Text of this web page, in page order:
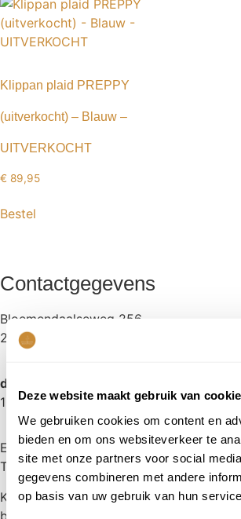
Deze website maakt gebruik van
We gebruiken cookies om content en
bieden en om ons websiteverkeer te
site met onze partners voor social
gegevens combineren met andere
op basis van uw gebruik van hun
Klippan plaid PREPPY
(uitverkocht) – Blauw –
UITVERKOCHT
€ 89,95
Bestel
Contactgegevens
Bloemendaalseweg 256
2051 GN OVERVEEN
dinsdag t/m zaterdag
10.00 tot 17.00 uur
E:
freek@koetshuysbloemen.nl
T:
023 5277256
KvK: 57614229
btw: NL001509894B48